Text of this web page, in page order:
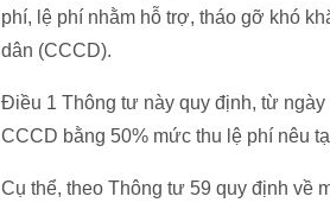
phí, lệ phí nhằm hỗ trợ, tháo gỡ khó
dân (CCCD).
Điều 1 Thông tư này quy định, từ
CCCD bằng 50% mức thu lệ phí nêu
Cụ thể, theo Thông tư 59 quy định về